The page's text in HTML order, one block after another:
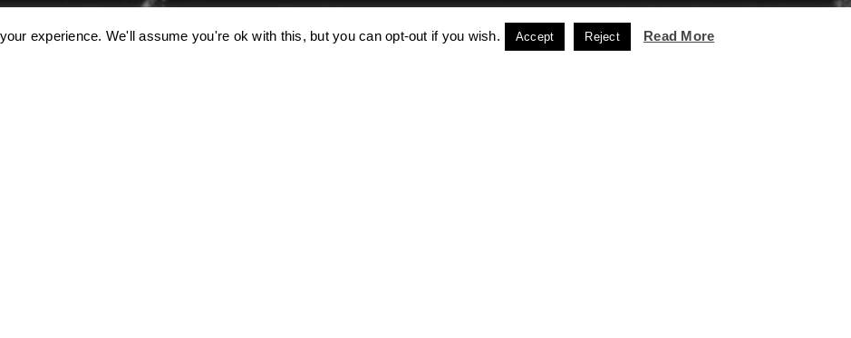
experience. We'll assume you're ok with this, but you can opt-out if you wish. Accept Reject Read More
cookies. Μάθετε περισσότερα σχετικά με τη χρήση τους:Πολιτική Απορρήτου ACCEPT